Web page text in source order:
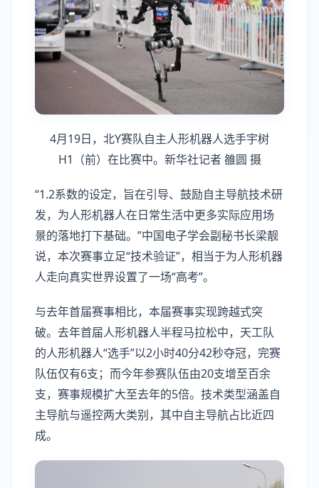
4月19日，北Y赛队自主人形机器人选手宇树
H1（前）在比赛中。新华社记者 雒圆 摄
“1.2系数的设定，旨在引导、鼓励自主导航技术研
发，为人形机器人在日常生活中更多实际应用场
景的落地打下基础。”中国电子学会副秘书长梁靓
说，本次赛事立足“技术验证”，相当于为人形机器
人走向真实世界设置了一场“高考”。
与去年首届赛事相比，本届赛事实现跨越式突
破。去年首届人形机器人半程马拉松中，天工队
的人形机器人“选手”以2小时40分42秒夺冠，完赛
队伍仅有6支；而今年参赛队伍由20支增至百余
支，赛事规模扩大至去年的5倍。技术类型涵盖自
主导航与遥控两大类别，其中自主导航占比近四
成。